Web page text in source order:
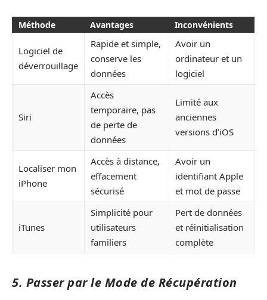
Méthode Avantages Inconvénients
Logiciel de
déverrouillage
Rapide et simple,
conserve les
données
Avoir un
ordinateur et un
logiciel
Siri
Accès
temporaire, pas
de perte de
données
Limité aux
anciennes
versions d’iOS
Localiser mon
iPhone
Accès à distance,
effacement
sécurisé
Avoir un
identifiant Apple
et mot de passe
iTunes
Simplicité pour
utilisateurs
familiers
Pert de données
et réinitialisation
complète
5. Passer par le Mode de Récupération